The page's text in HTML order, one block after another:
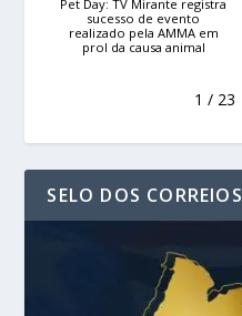
Pet Day: TV Mirante registra
sucesso de evento
realizado pela AMMA em
prol da causa animal
1 / 23
SELO DOS CORREIOS